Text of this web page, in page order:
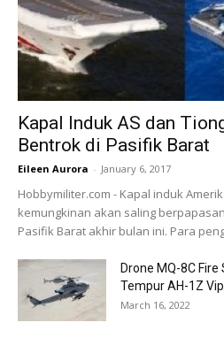
Kapal Induk AS dan
Bentrok di Pasifik Barat
Eileen Aurora - January 6, 2017
Hobbymiliter.com - Kapal induk
kemungkinan akan saling
Pasifik Barat akhir bulan ini. Para
Drone MQ-8C
Tempur AH-1Z
March 16, 2022